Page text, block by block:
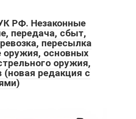
РФ. Незаконные
передача, сбыт,
пересылка
оружия, основных
оружия,
(новая редакция с